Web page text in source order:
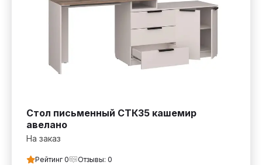
Стол письменный СТК35 кашемир
авелано
На заказ
Рейтинг 0 Отзывы: 0